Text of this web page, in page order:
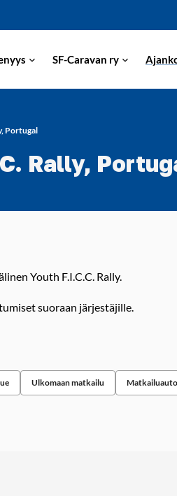
SF-Caravan ry
Portugal
Rally,
Youth F.I.C.C. Rally.
suoraan järjestäjille.
Ulkomaan matkailu Matkailuauto